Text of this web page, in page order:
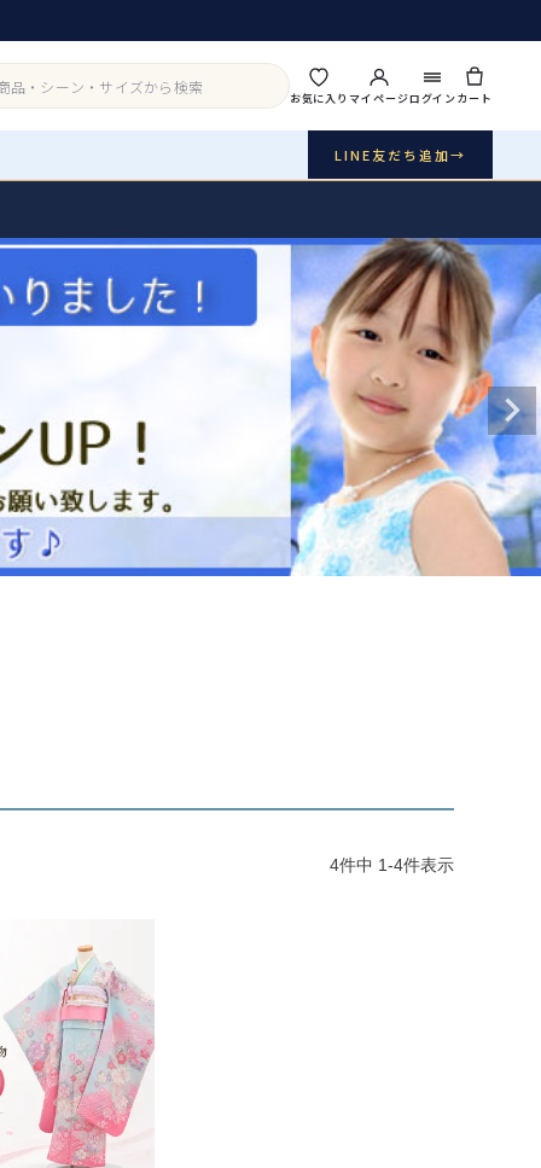
お気に入りマイページログインカート
LINE友だち追加→
アウター インナー・パニエ
ジュエリー 音楽雑貨
Buy & Support ご購入・サポート
08 送料・お支払い
送料・決済方法
09 お問い合わせ
電話・メール・LINE
4件中 1-4件表示